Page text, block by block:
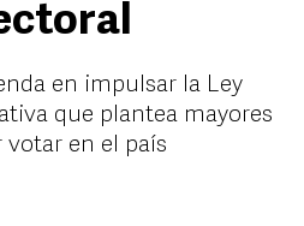
en impulsar la Ley
que plantea mayores
en el país